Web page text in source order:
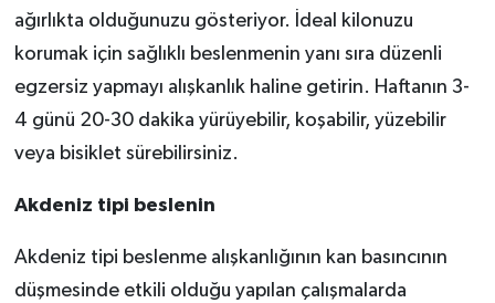
ağırlıkta olduğunuzu gösteriyor. İdeal kilonuzu
korumak için sağlıklı beslenmenin yanı sıra düzenli
egzersiz yapmayı alışkanlık haline getirin. Haftanın 3-
4 günü 20-30 dakika yürüyebilir, koşabilir, yüzebilir
veya bisiklet sürebilirsiniz.
Akdeniz tipi beslenin
Akdeniz tipi beslenme alışkanlığının kan basıncının
düşmesinde etkili olduğu yapılan çalışmalarda